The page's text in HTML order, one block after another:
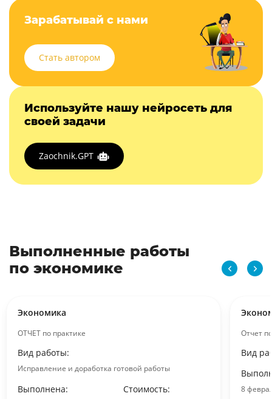
Зарабатывай с нами
Стать автором
Используйте нашу нейросеть для
своей задачи
Zaochnik.GPT
Выполненные работы
по экономике
Экономика
ОТЧЕТ по практике
Вид работы:
Исправление и доработка готовой работы
Выполнена: Стоимость:
Отчет
Вид
8